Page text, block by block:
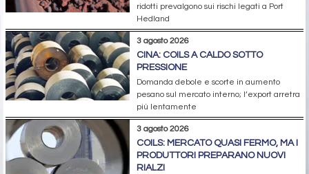
ridotti prevalgono sui rischi legati a Port
Hedland
3 agosto 2026
CINA: COILS A CALDO SOTTO
PRESSIONE
Domanda debole e scorte in aumento
pesano sul mercato interno; l’export arretra
più lentamente
3 agosto 2026
COILS: MERCATO QUASI FERMO, MA I
PRODUTTORI PREPARANO NUOVI
RIALZI